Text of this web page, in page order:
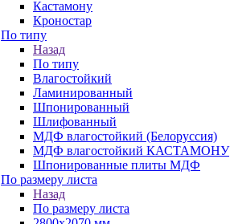
Кастамону
Кроностар
По типу
Назад
По типу
Влагостойкий
Ламинированный
Шпонированный
Шлифованный
МДФ влагостойкий (Белоруссия)
МДФ влагостойкий КАСТАМОНУ
Шпонированные плиты МДФ
По размеру листа
Назад
По размеру листа